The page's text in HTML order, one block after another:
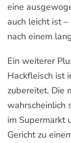
eine
auch leicht ist
nach einem
Ein weiterer
Hackfleisch ist
zubereitet. Die
wahrscheinlich
im Supermarkt
Gericht zu